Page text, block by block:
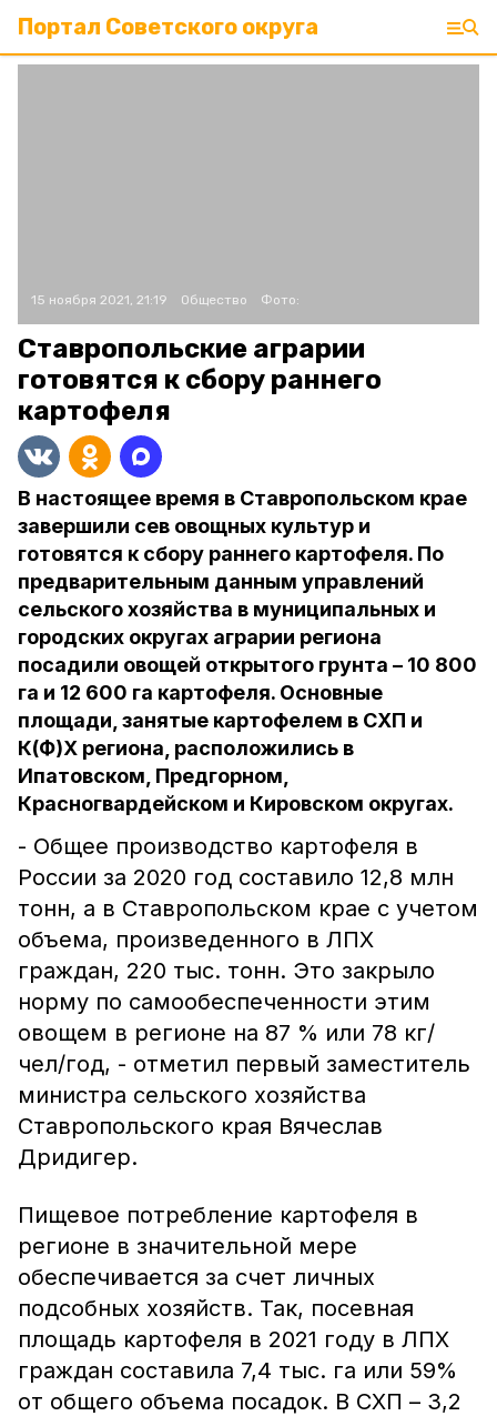
Портал Советского округа
15 ноября 2021, 21:19 Общество Фото:
Ставропольские аграрии
готовятся к сбору раннего
картофеля
В настоящее время в Ставропольском крае
завершили сев овощных культур и
готовятся к сбору раннего картофеля. По
предварительным данным управлений
сельского хозяйства в муниципальных и
городских округах аграрии региона
посадили овощей открытого грунта – 10 800
га и 12 600 га картофеля. Основные
площади, занятые картофелем в СХП и
К(Ф)Х региона, расположились в
Ипатовском, Предгорном,
Красногвардейском и Кировском округах.
- Общее производство картофеля в
России за 2020 год составило 12,8 млн
тонн, а в Ставропольском крае с учетом
объема, произведенного в ЛПХ
граждан, 220 тыс. тонн. Это закрыло
норму по самообеспеченности этим
овощем в регионе на 87 % или 78 кг/
чел/год, - отметил первый заместитель
министра сельского хозяйства
Ставропольского края Вячеслав
Дридигер.
Пищевое потребление картофеля в
регионе в значительной мере
обеспечивается за счет личных
подсобных хозяйств. Так, посевная
площадь картофеля в 2021 году в ЛПХ
граждан составила 7,4 тыс. га или 59%
от общего объема посадок. В СХП – 3,2